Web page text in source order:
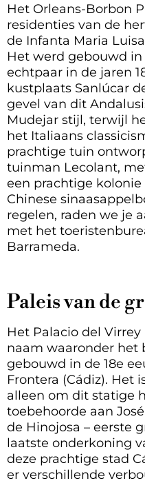
Het Orleans-Borbon
residenties van de
de Infanta Maria
Het werd gebouwd
echtpaar in de jaren
kustplaats Sanlúcar
gevel van dit
Mudejar stijl, terwijl
het Italiaans
prachtige tuin
tuinman Lecolant,
een prachtige
Chinese
regelen, raden we je
met het
Barrameda.
Paleis van de
Het Palacio del
naam waaronder het
gebouwd in de 18e
Frontera (Cádiz). Het
alleen om dit statige
toebehoorde aan
de Hinojosa – eerste
laatste onderkoning
deze prachtige stad
er verschillende